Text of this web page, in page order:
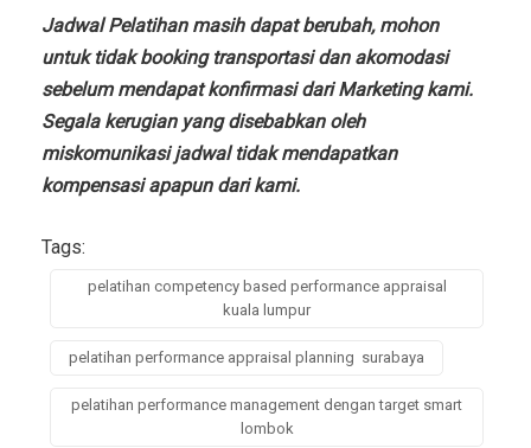
Jadwal Pelatihan masih dapat berubah, mohon
untuk tidak booking transportasi dan akomodasi
sebelum mendapat konfirmasi dari Marketing kami.
Segala kerugian yang disebabkan oleh
miskomunikasi jadwal tidak mendapatkan
kompensasi apapun dari kami.
Tags:
pelatihan competency based performance appraisal
kuala lumpur
pelatihan performance appraisal planning surabaya
pelatihan performance management dengan target smart
lombok